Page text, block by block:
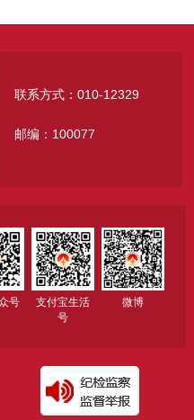
联系方式：010-12329
邮编：100077
号
支付宝生活
号
微博